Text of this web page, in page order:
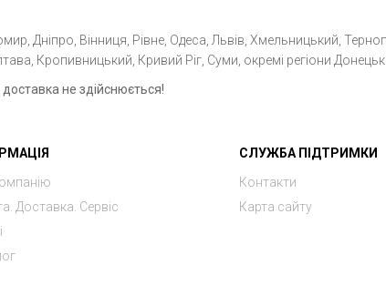
Дніпро, Вінниця, Рівне, Одеса, Львів, Хмельницький,
Кропивницький, Кривий Ріг, Суми, окремі регіони
не здійснюється!
Доставка. Сервіс
СЛУЖБА ПІДТРИМКИ
Контакти
Карта сайту